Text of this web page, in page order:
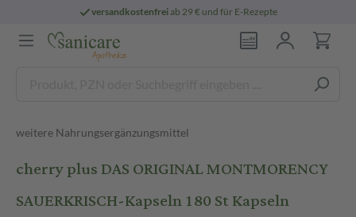
versandkostenfreiab 29 € und für E-Rezepte
weitere Nahrungsergänzungsmittel
cherry plus DAS ORIGINAL MONTMORENCY
SAUERKRISCH-Kapseln 180 St Kapseln